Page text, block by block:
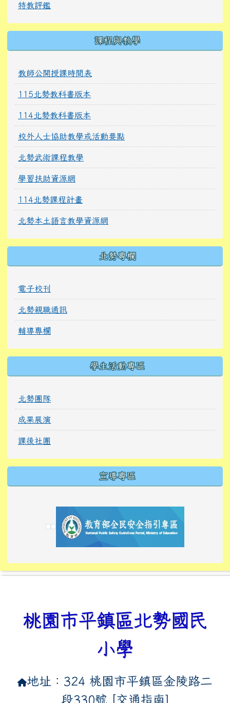
特教評鑑
課程與教學
教師公開授課時間表
115北勢教科書版本
114北勢教科書版本
校外人士協助教學或活動要點
北勢武術課程教學
學習扶助資源網
114北勢課程計畫
北勢本土語言教學資源網
北勢專欄
電子校刊
北勢親職通訊
輔導專欄
學生活動專區
北勢團隊
成果展演
課後社團
宣導專區
link to https://
link to https://10000.gov.tw/
link to https://
link to https://10000.gov.tw/
link to https://
link to https://
link to https://i.win.org.tw/
link to https://
link to https://
link to https://
link to https://
桃園市平鎮區北勢國民
小學
地址：324 桃園市平鎮區金陵路二
段330號 [交通指南]